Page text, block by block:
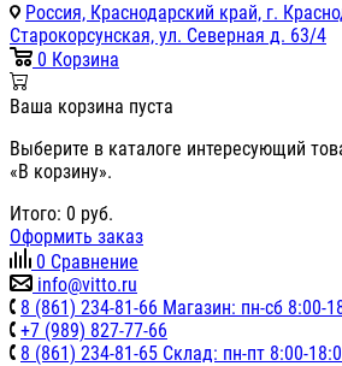
Россия, Краснодарский край, г.
Старокорсунская, ул. Северная д. 63/4
0 Корзина
Ваша корзина пуста
Выберите в каталоге интересующий
«В корзину».
Итого: 0 руб.
Оформить заказ
0 Сравнение
info@vitto.ru
8 (861) 234-81-66 Магазин: пн-сб 8:00-
+7 (989) 827-77-66
8 (861) 234-81-65 Склад: пн-пт 8:00-